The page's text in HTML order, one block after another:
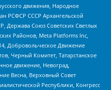
движения, Народное
РСФСР СССР Архангельской
Держава Союз Советских Светлых
Районов, Meta Platforms Inc,
Добровольческое Движение
Черный Комитет, Татарстанское
движение, Невоград,
Весна, Верховный Совет
Республики, Конгресс